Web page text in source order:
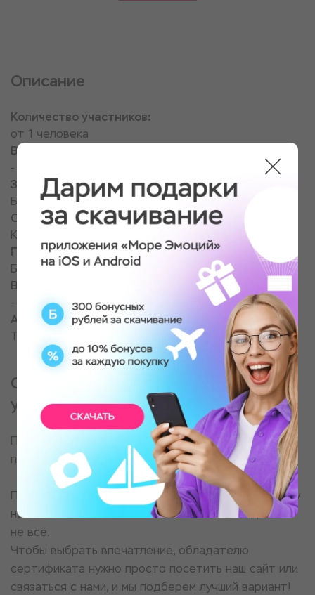
Описание
Количество участников:
от 1 человека
Возраст:
-
Здоровье:
Без ограничений
Сезон использования:
Круглый год
Погода:
Без ограничений
Вес:
-
Алкоголь:
Только в трезвом состоянии
Сделайте свой подарок поистине
уникальным и незабываемым!
Подарите номинальный сертификат в магазин
подарков-впечатлений «Море Эмоций».
Получатель подарка сможет выбрать любую услугу
на нашем сайте www.moremotions.ru. И это далеко
не всё.
Чтобы выбрать впечатление, обладателю
сертификата нужно просто посетить наш сайт или
связаться с нами, и мы подберем лучший вариант!